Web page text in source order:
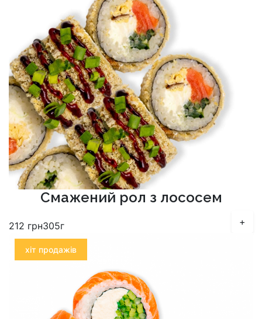
Смажений рол з лососем
212 грн305г +
хіт продажів